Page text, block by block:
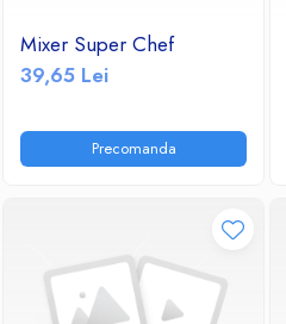
Mixer Super Chef
39,65 Lei
Precomanda